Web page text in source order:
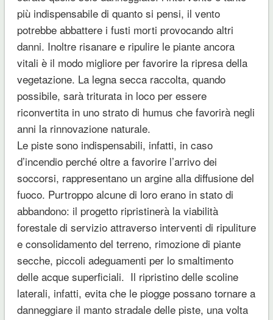
più indispensabile di quanto si pensi, il vento
potrebbe abbattere i fusti morti provocando altri
danni. Inoltre risanare e ripulire le piante ancora
vitali è il modo migliore per favorire la ripresa della
vegetazione. La legna secca raccolta, quando
possibile, sarà triturata in loco per essere
riconvertita in uno strato di humus che favorirà negli
anni la rinnovazione naturale.
Le piste sono indispensabili, infatti, in caso
d’incendio perché oltre a favorire l’arrivo dei
soccorsi, rappresentano un argine alla diffusione del
fuoco. Purtroppo alcune di loro erano in stato di
abbandono: il progetto ripristinerà la viabilità
forestale di servizio attraverso interventi di ripuliture
e consolidamento del terreno, rimozione di piante
secche, piccoli adeguamenti per lo smaltimento
delle acque superficiali. Il ripristino delle scoline
laterali, infatti, evita che le piogge possano tornare a
danneggiare il manto stradale delle piste, una volta